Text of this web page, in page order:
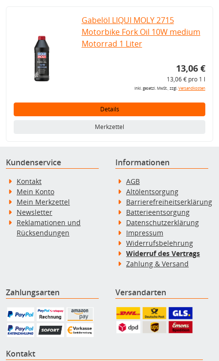
Gabelöl LIQUI MOLY 2715
Motorbike Fork Oil 10W medium
Motorrad 1 Liter
13,06 €
13,06 € pro 1 l
inkl. gesetzl. MwSt., zzgl.Versandkosten
Details
Merkzettel
Kundenservice
Kontakt
Mein Konto
Mein Merkzettel
Newsletter
Reklamationen und
Rücksendungen
Informationen
AGB
Altölentsorgung
Barrierefreiheitserklärung
Batterieentsorgung
Datenschutzerklärung
Impressum
Widerrufsbelehrung
Widerruf des Vertrags
Zahlung & Versand
Zahlungsarten Versandarten
Kontakt